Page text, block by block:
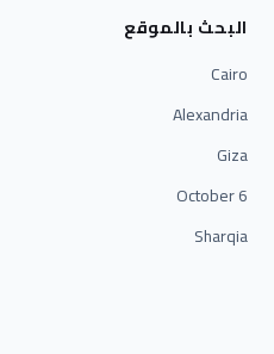
البحث بالموقع
Cairo
Alexandria
Giza
6 October
Sharqia